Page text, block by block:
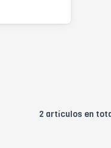
2 artículos en